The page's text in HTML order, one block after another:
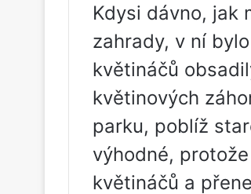
Kdysi dávno, jak
zahrady, v ní
květináčů
květinových
parku, poblíž
výhodné,
květináčů a